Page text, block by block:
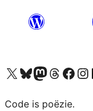
Bezoek ons X (voorheen Twitter) account
Bezoek ons Bluesky account
Bezoek ons Mastodon account
Bezoek ons Threads
Onze
Code is poëzie.